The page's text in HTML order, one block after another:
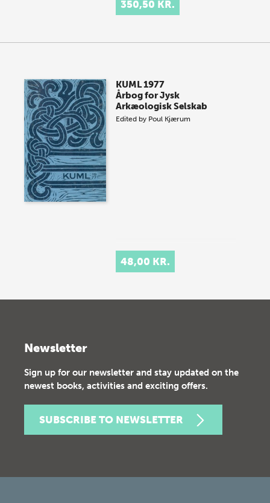
350,50 KR.
KUML 1977
Årbog for Jysk
Arkæologisk Selskab
Edited by Poul Kjærum
48,00 KR.
Newsletter
Sign up for our newsletter and stay updated on the
newest books, activities and exciting offers.
SUBSCRIBE TO NEWSLETTER